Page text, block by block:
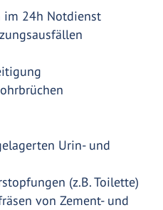
im 24h Notdienst
Urin- und
(z.B. Toilette)
von Zement- und